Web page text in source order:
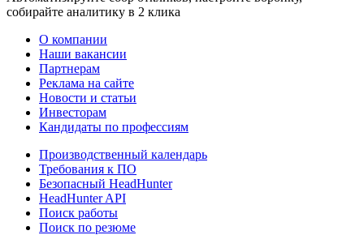
собирайте аналитику в 2 клика
О компании
Наши вакансии
Партнерам
Реклама на сайте
Новости и статьи
Инвесторам
Кандидаты по профессиям
Производственный календарь
Требования к ПО
Безопасный HeadHunter
HeadHunter API
Поиск работы
Поиск по резюме